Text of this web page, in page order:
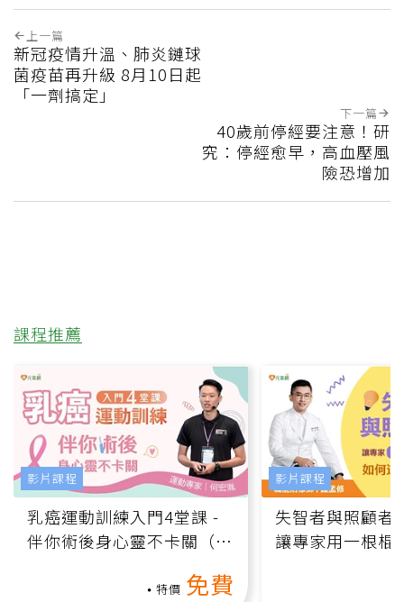
上一篇
新冠疫情升溫、肺炎鏈球
菌疫苗再升級 8月10日起
「一劑搞定」
下一篇
40歲前停經要注意！研
究：停經愈早，高血壓風
險恐增加
課程推薦
乳癌運動訓練入門4堂課 -
伴你術後身心靈不卡關（線
特價 免費
影片課程
失智者與照顧者
讓專家用一根棍
影片課程